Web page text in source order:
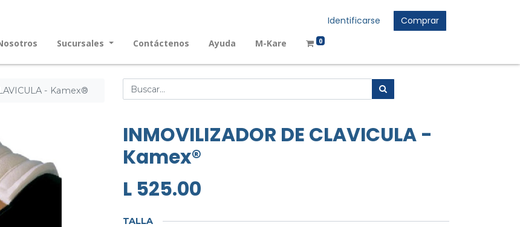
Identificarse Comprar
Sucursales Contáctenos Ayuda M-Kare 0
- Kamex®
INMOVILIZADOR DE CLAVICULA -
Kamex®
L 525.00
TALLA